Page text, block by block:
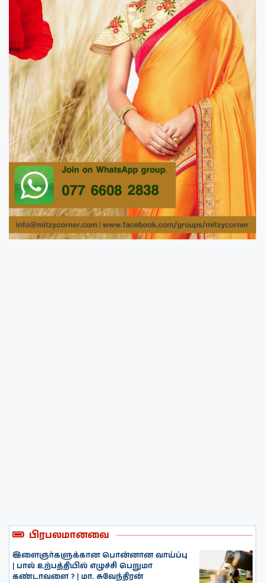
பிரபலமானவை
இளைஞர்களுக்கான பொன்னான வாய்ப்பு
| பால் உற்பத்தியில் எழுச்சி பெறுமா
கண்டாவளை ? | மா. சுவேந்திரன்